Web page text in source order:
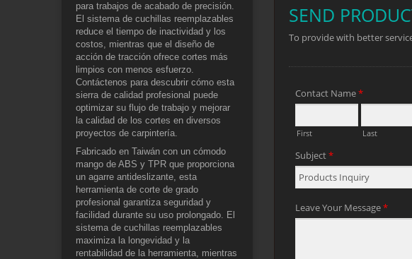
para trabajos de acabado de precisión.
El sistema de cuchillas reemplazables
reduce el tiempo de inactividad y los
costos, mientras que el diseño de
acción de tracción ofrece cortes más
limpios con menos esfuerzo.
Contáctenos para descubrir cómo esta
sierra de calidad profesional puede
optimizar su flujo de trabajo y mejorar
la calidad de los cortes en diversos
proyectos de carpintería.
Fabricado en Taiwán con un cómodo
mango de ABS y TPR que proporciona
un agarre antideslizante, esta
herramienta de corte de grado
profesional garantiza seguridad y
facilidad durante su uso prolongado. El
sistema de cuchillas reemplazables
maximiza la longevidad y la
rentabilidad de la herramienta, mientras